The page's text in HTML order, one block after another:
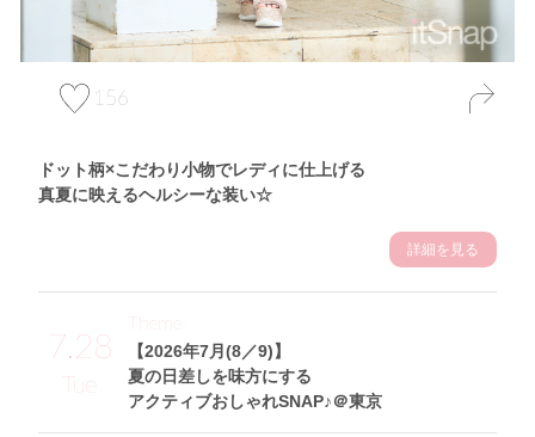
156
ドット柄×こだわり小物でレディに仕上げる
真夏に映えるヘルシーな装い☆
詳細を見る
7.28
Tue
【2026年7月(8／9)】
夏の日差しを味方にする
アクティブおしゃれSNAP♪＠東京
Theme